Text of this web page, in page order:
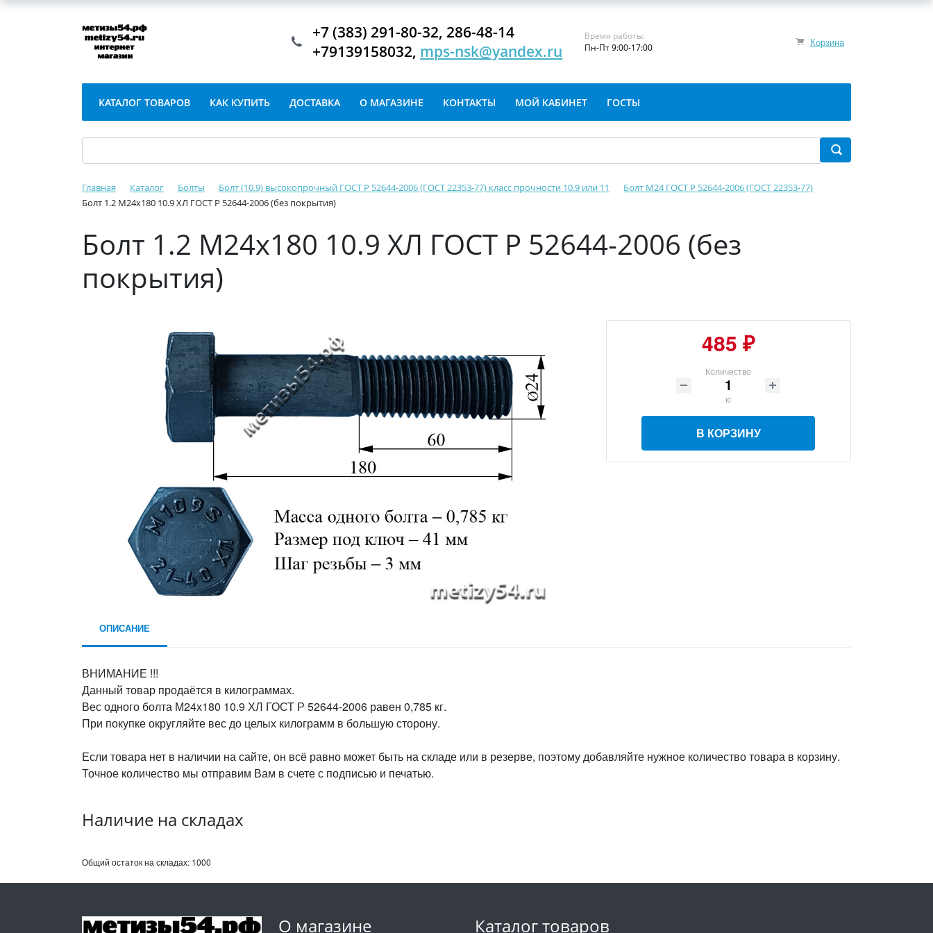
Корзина
+7 (383) 291-80-32, 286-48-14
+79139158032, mps-nsk@yandex.ru
Время работы:
Пн-Пт 9:00-17:00
КАТАЛОГ ТОВАРОВ КАК КУПИТЬ ДОСТАВКА О МАГАЗИНЕ КОНТАКТЫ МОЙ КАБИНЕТ ГОСТЫ
Главная Каталог Болты Болт (10.9) высокопрочный ГОСТ Р 52644-2006 (ГОСТ 22353-77) класс прочности 10.9 или 11
Болт М24 ГОСТ Р 52644-2006 (ГОСТ 22353-77)
Болт 1.2 М24х180 10.9 ХЛ ГОСТ Р 52644-2006 (без покрытия)
Болт 1.2 М24х180 10.9 ХЛ ГОСТ Р 52644-2006 (без
покрытия)
485 ₽
Количество
кг
В КОРЗИНУ
ОПИСАНИЕ
ВНИМАНИЕ !!!
Данный товар продаётся в килограммах.
Вес одного болта М24х180 10.9 ХЛ ГОСТ Р 52644-2006 равен 0,785 кг.
При покупке округляйте вес до целых килограмм в большую сторону.
Если товара нет в наличии на сайте, он всё равно может быть на складе или в резерве, поэтому добавляйте нужное количество товара в корзину.
Точное количество мы отправим Вам в счете с подписью и печатью.
Наличие на складах
Общий остаток на складах: 1000
О магазине Каталог товаров